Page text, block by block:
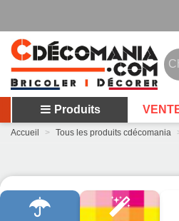
Produits
Accueil > Tous les produits cdécomania